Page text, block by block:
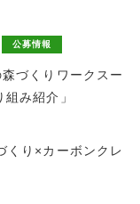
公募情報
づくりワークスー
み紹介」
くり×カーボンクレ